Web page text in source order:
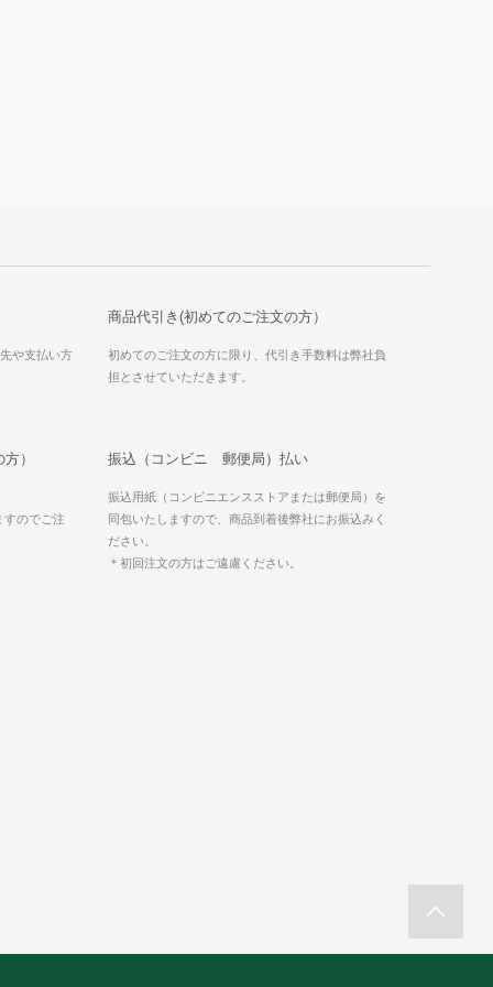
や支払い方
商品代引き(初めてのご注文の方）
初めてのご注文の方に限り、代引き手数料は弊社負
担とさせていただきます。
）
のでご注
振込（コンビニ 郵便局）払い
振込用紙（コンビニエンスストアまたは郵便局）を
同包いたしますので、商品到着後弊社にお振込みく
ださい。
＊初回注文の方はご遠慮ください。